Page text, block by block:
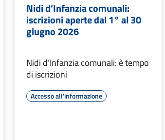
Nidi d’Infanzia comunali:
iscrizioni aperte dal 1° al 30
giugno 2026
Nidi d’Infanzia comunali: è tempo
di iscrizioni
Accesso all'informazione